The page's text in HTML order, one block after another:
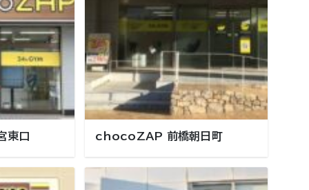
東口 chocoZAP 前橋朝日町